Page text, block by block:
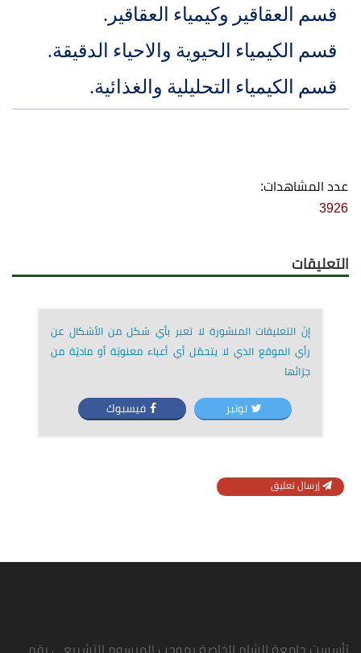
قسم العقاقير وكيمياء العقاقير.
قسم الكيمياء الحيوية والاحياء الدقيقة.
قسم الكيمياء التحليلية والغذائية.
عدد المشاهدات:
3926
التعليقات
إنّ التعليقات المنشورة لا تعبر بأي شكل من الأشكال عن
رأي الموقع الذي لا يتحمّل أي أعباء معنويّة أو ماديّة من
جرّائها
توتير فيسبوك
إرسال تعليق
تأسست جامعة الشام الخاصة بموجب المرسوم التشريعي رقم